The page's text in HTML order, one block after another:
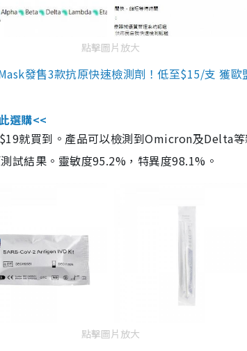
點擊圖片放大
發售3款抗原快速檢測劑！低至$15/支 獲歐
選購<<
就買到。產品可以檢測到Omicron及Delta
試結果。靈敏度95.2%，特異度98.1%。
點擊圖片放大